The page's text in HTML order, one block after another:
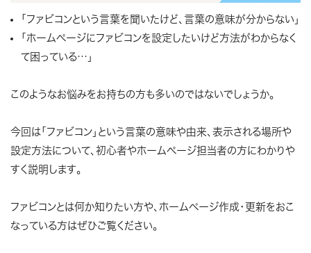
「ファビコンという言葉を聞いたけど、言葉の意味が分からない」
「ホームぺージにファビコンを設定したいけど方法がわからなく
て困っている…」
このようなお悩みをお持ちの方も多いのではないでしょうか。
今回は「ファビコン」という言葉の意味や由来、表示される場所や
設定方法について、初心者やホームぺージ担当者の方にわかりや
すく説明します。
ファビコンとは何か知りたい方や、ホームページ作成・更新をおこ
なっている方はぜひご覧ください。